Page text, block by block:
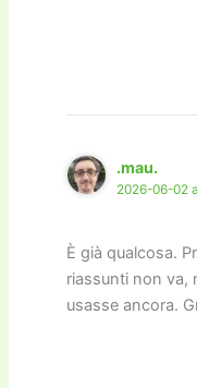
.mau.
2026-06-02
È già qualcosa.
riassunti non va,
usasse ancora.